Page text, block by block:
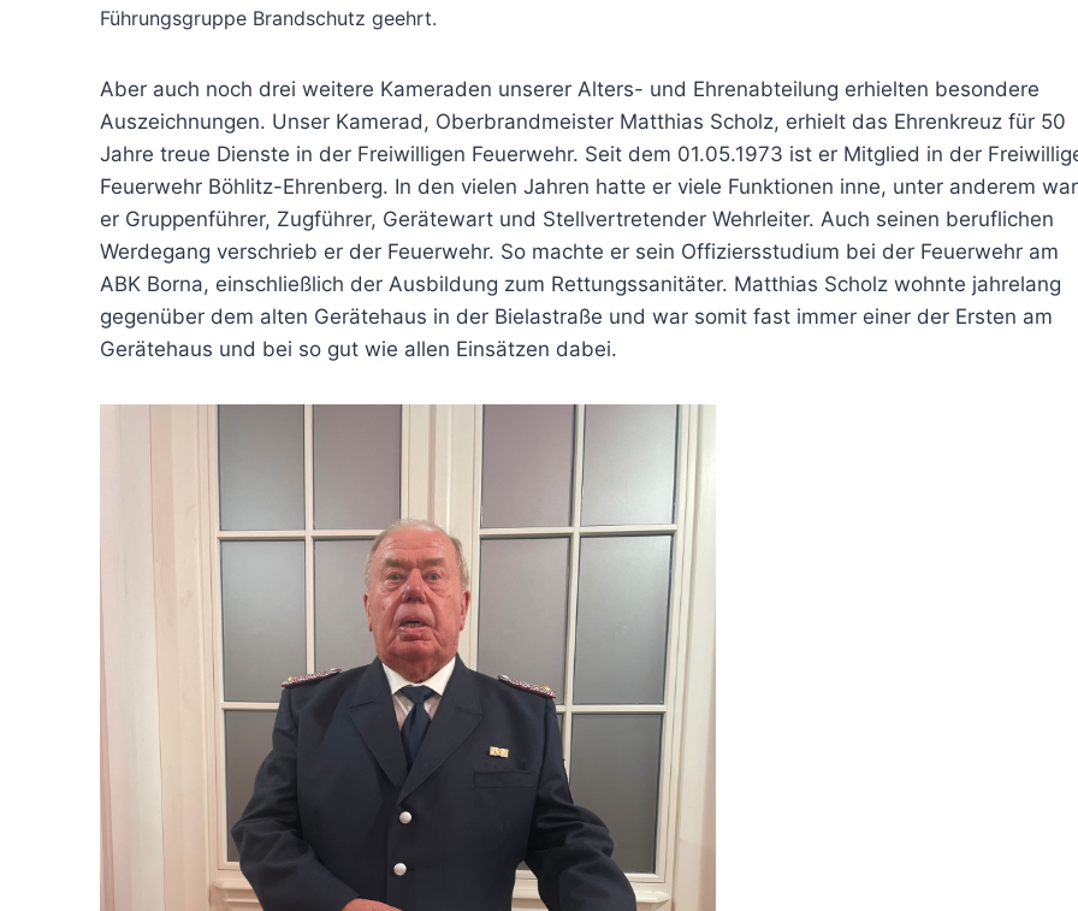
Führungsgruppe Brandschutz geehrt.
Aber auch noch drei weitere Kameraden unserer Alters- und Ehrenabteilung erhielten besondere
Auszeichnungen. Unser Kamerad, Oberbrandmeister Matthias Scholz, erhielt das Ehrenkreuz für 50
Jahre treue Dienste in der Freiwilligen Feuerwehr. Seit dem 01.05.1973 ist er Mitglied in der
Feuerwehr Böhlitz-Ehrenberg. In den vielen Jahren hatte er viele Funktionen inne, unter anderem war
er Gruppenführer, Zugführer, Gerätewart und Stellvertretender Wehrleiter. Auch seinen beruflichen
Werdegang verschrieb er der Feuerwehr. So machte er sein Offiziersstudium bei der Feuerwehr am
ABK Borna, einschließlich der Ausbildung zum Rettungssanitäter. Matthias Scholz wohnte jahrelang
gegenüber dem alten Gerätehaus in der Bielastraße und war somit fast immer einer der Ersten am
Gerätehaus und bei so gut wie allen Einsätzen dabei.